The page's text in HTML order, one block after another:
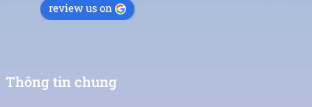
review us on
Thông tin chung